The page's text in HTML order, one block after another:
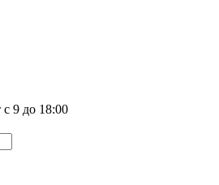
9 до 18:00